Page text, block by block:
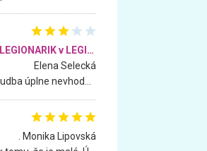
Vnútorné detské ihrisko LEGIONARIK v LEGIA Fitness
Elena Selecká
. Monika Lipovská